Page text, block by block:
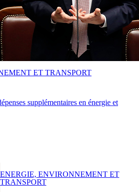
supplémentaires en énergie et
ET TRANSPORT
ENERGIE, ENVIRONNEMENT ET
TRANSPORT